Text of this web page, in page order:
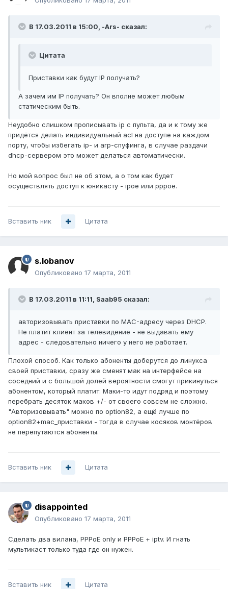
В 17.03.2011 в 15:00, -Ars- сказал:
Цитата
Приставки как будут IP получать?
А зачем им IP получать? Он вполне может любым
статическим быть.
Неудобно слишком прописывать ip с пульта, да и к тому же
придётся делать индивидуальный acl на доступе на каждом
порту, чтобы избегать ip- и arp-спуфинга, в случае раздачи
dhcp-сервером это может делаться автоматически.
Но мой вопрос был не об этом, а о том как будет
осуществлять доступ к юникасту - ipoe или pppoe.
Вставить ник Цитата
s.lobanov
Опубликовано 17 марта, 2011
В 17.03.2011 в 11:11, Saab95 сказал:
авторизовывать приставки по MAC-адресу через DHCP.
Не платит клиент за телевидение - не выдавать ему
адрес - следовательно ничего у него не работает.
Плохой способ. Как только абоненты доберутся до линукса
своей приставки, сразу же сменят мак на интерфейсе на
соседний и с большой долей вероятности смогут прикинуться
абонентом, который платит. Маки-то идут подряд и поэтому
перебрать десяток маков +/- от своего совсем не сложно.
"Авторизовывать" можно по option82, а ещё лучше по
option82+mac_приставки - тогда в случае косяков монтёров
не перепутаются абоненты.
Вставить ник Цитата
disappointed
Опубликовано 17 марта, 2011
Сделать два вилана, PPPoE only и PPPoE + iptv. И гнать
мультикаст только туда где он нужен.
Вставить ник Цитата